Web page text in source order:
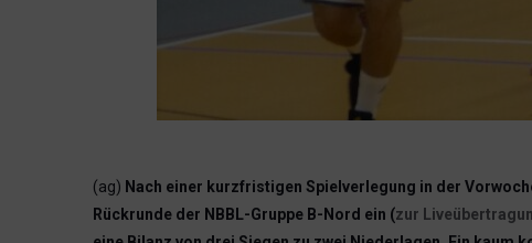
(ag) Nach einer kurzfristigen Spielverlegung in der
Rückrunde der NBBL-Gruppe B-Nord ein (zur Liveübertragun